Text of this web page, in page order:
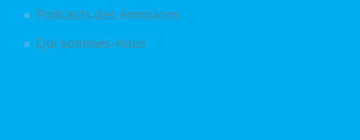
Podcasts des émissions
Qui sommes-nous